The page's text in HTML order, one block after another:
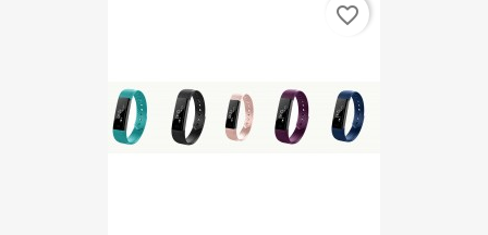
favorite_border